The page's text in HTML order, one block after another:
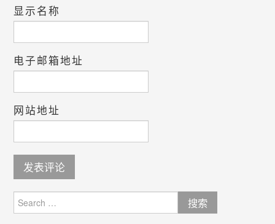
显示名称
电子邮箱地址
网站地址
for: